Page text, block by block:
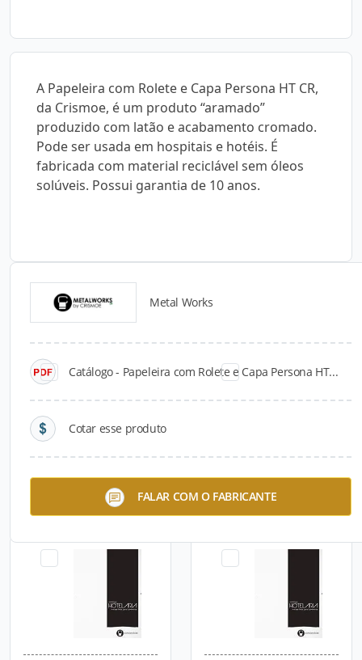
A Papeleira com Rolete e Capa Persona HT CR,
da Crismoe, é um produto “aramado”
produzido com latão e acabamento cromado.
Pode ser usada em hospitais e hotéis. É
fabricada com material reciclável sem óleos
solúveis. Possui garantia de 10 anos.
Metal Works
Catálogo - Papeleira com Rolete e Capa Persona HT...
Cotar esse produto
FALAR COM O FABRICANTE
Catálogos para Download
Toalheiro 60 cm Persona HT
CR